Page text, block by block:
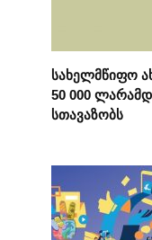
სახელმწიფო
50 000
სთავაზობს